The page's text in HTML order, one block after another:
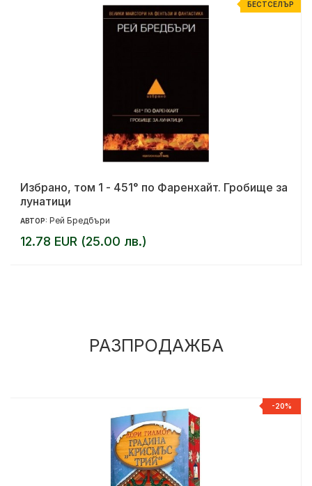
БЕСТСЕЛЪР
Избрано, том 1 - 451° по Фаренхайт. Гробище за
лунатици
АВТОР: Рей Бредбъри
12.78 EUR (25.00 лв.)
РАЗПРОДАЖБА
-20%